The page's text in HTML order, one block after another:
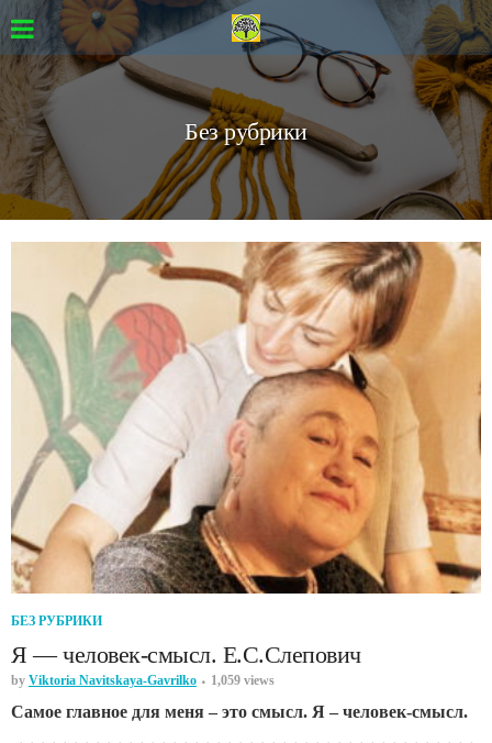
Без рубрики
БЕЗ РУБРИКИ
Я — человек-смысл. Е.С.Слепович
by Viktoria Navitskaya-Gavrilko 1,059 views
Самое главное для меня – это смысл. Я – человек-смысл.